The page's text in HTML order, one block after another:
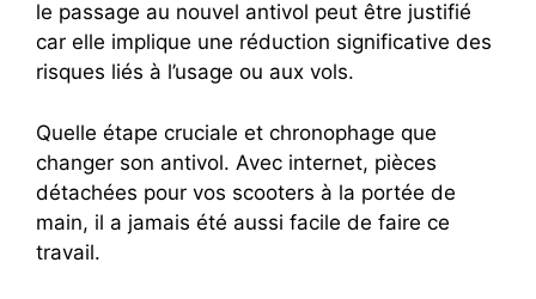
le passage au nouvel antivol peut être justifié
car elle implique une réduction significative des
risques liés à l’usage ou aux vols.
Quelle étape cruciale et chronophage que
changer son antivol. Avec internet, pièces
détachées pour vos scooters à la portée de
main, il a jamais été aussi facile de faire ce
travail.